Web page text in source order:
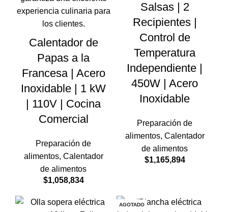
Calentador de
Papas a la
Francesa | Acero
Inoxidable | 1 kW
| 110V | Cocina
Comercial
Preparación de
alimentos, Calentador
de alimentos
$1,058,834
Salsas | 2
Recipientes |
Control de
Temperatura
Independiente |
450W | Acero
Inoxidable
Preparación de
alimentos, Calentador
de alimentos
$1,165,894
AGOTADO